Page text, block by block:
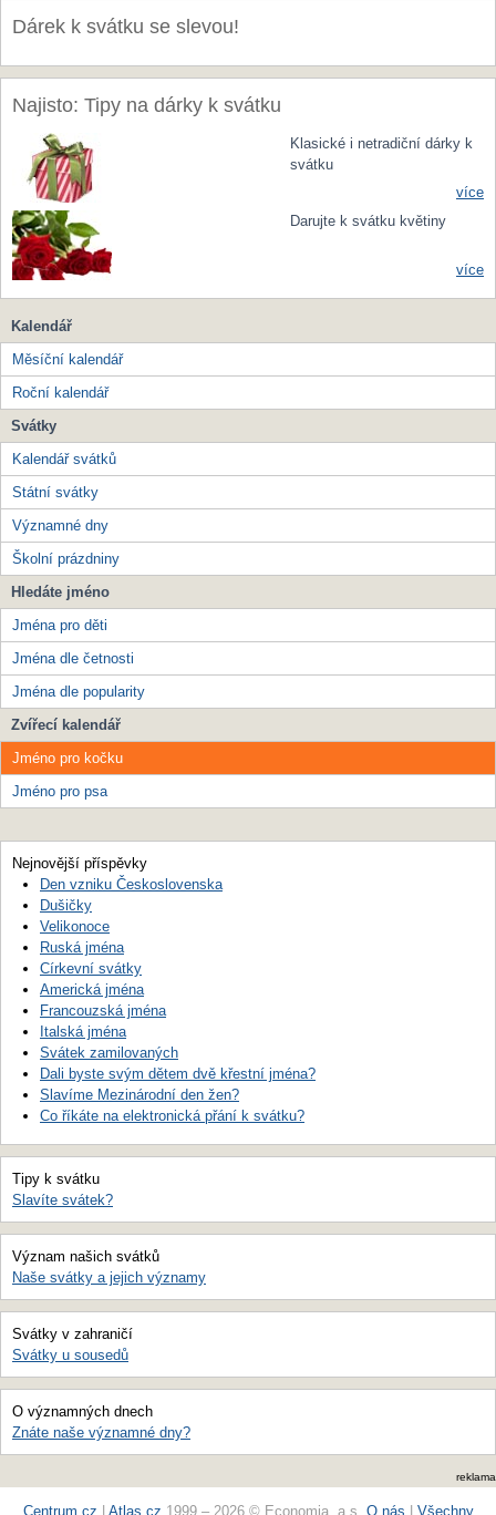
Dárek k svátku se slevou!
Najisto: Tipy na dárky k svátku
Klasické i netradiční dárky k
svátku
více
Darujte k svátku květiny
více
Kalendář
Měsíční kalendář
Roční kalendář
Svátky
Kalendář svátků
Státní svátky
Významné dny
Školní prázdniny
Hledáte jméno
Jména pro děti
Jména dle četnosti
Jména dle popularity
Zvířecí kalendář
Jméno pro kočku
Jméno pro psa
Nejnovější příspěvky
Den vzniku Československa
Dušičky
Velikonoce
Ruská jména
Církevní svátky
Americká jména
Francouzská jména
Italská jména
Svátek zamilovaných
Dali byste svým dětem dvě křestní jména?
Slavíme Mezinárodní den žen?
Co říkáte na elektronická přání k svátku?
Tipy k svátku
Slavíte svátek?
Význam našich svátků
Naše svátky a jejich významy
Svátky v zahraničí
Svátky u sousedů
O významných dnech
Znáte naše významné dny?
reklama
Centrum.cz Atlas.cz 1999 – 2026 © Economia, a.s. O nás Všechny